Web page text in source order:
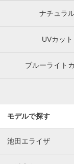
ナチュラ
UVカット
ブルーライト
モデルで探す
池田エライザ